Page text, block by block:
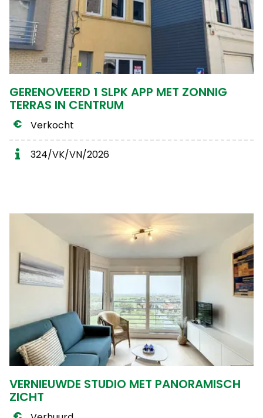
GERENOVEERD 1 SLPK APP MET ZONNIG
TERRAS IN CENTRUM
Verkocht
324/VK/VN/2026
VERNIEUWDE STUDIO MET PANORAMISCH
ZICHT